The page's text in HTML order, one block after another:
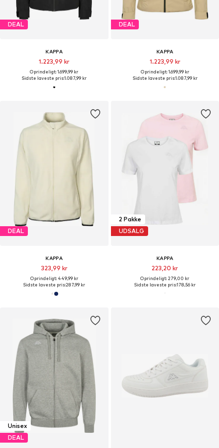
DEAL
KAPPA
1.223,99 kr
Oprindeligt: 1.699,99 kr
Sidste laveste pris:1.087,99 kr
DEAL
KAPPA
1.223,99 kr
Oprindeligt: 1.699,99 kr
Sidste laveste pris:1.087,99 kr
DEAL
KAPPA
323,99 kr
Oprindeligt: 449,99 kr
Sidste laveste pris:287,99 kr
2 Pakke
UDSALG
KAPPA
223,20 kr
Oprindeligt: 279,00 kr
Sidste laveste pris:178,56 kr
Unisex
DEAL